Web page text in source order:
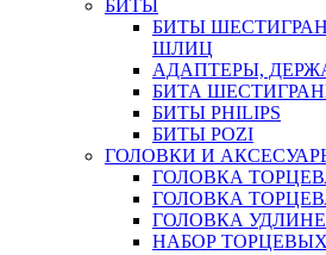
БИТЫ
БИТЫ
ШЛИЦ
АДАПТЕРЫ,
БИТА
БИТЫ PHILIPS
БИТЫ POZI
ГОЛОВКИ И
ГОЛОВКА
ГОЛОВКА
ГОЛОВКА
НАБОР